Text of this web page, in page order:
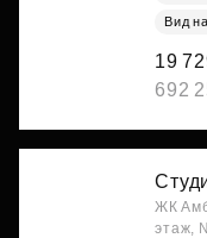
Вид
19
692
ЖК
этаж,